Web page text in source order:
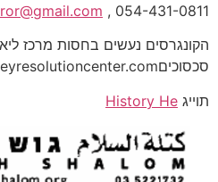
054-431-0811 ,
הקונגרסים נעשים בחסות מרכז
סכסוכיםwww.charneyresolutioncenter.com
תוייג History He